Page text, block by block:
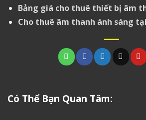
Bảng giá cho thuê thiết bị âm
Cho thuê âm thanh ánh sáng
Có Thể Bạn Quan Tâm: